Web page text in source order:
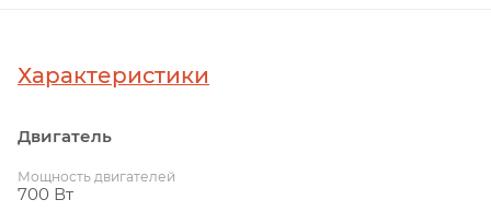
Характеристики
Двигатель
Мощность двигателей
700 Вт